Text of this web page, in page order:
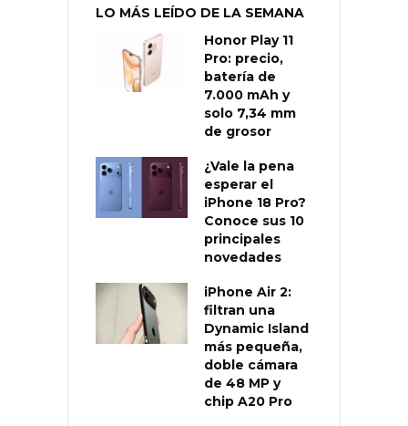
LO MÁS LEÍDO DE LA SEMANA
Honor Play 11
Pro: precio,
batería de
7.000 mAh y
solo 7,34 mm
de grosor
¿Vale la pena
esperar el
iPhone 18 Pro?
Conoce sus 10
principales
novedades
iPhone Air 2:
filtran una
Dynamic Island
más pequeña,
doble cámara
de 48 MP y
chip A20 Pro